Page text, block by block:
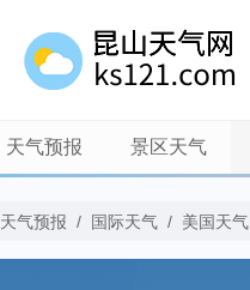
天气预报 景区天气
天气预报 / 国际天气 / 美国天气